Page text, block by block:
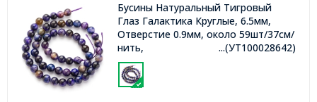
Бусины Натуральный Тигровый
Глаз Галактика Круглые, 6.5мм,
Отверстие 0.9мм, около 59шт/37см/
нить,
...(УТ100028642)